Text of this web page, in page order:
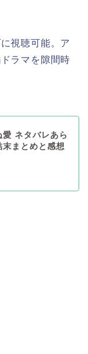
視聴可能。ア
ラマを隙間時
ネタバレあら
まとめと感想